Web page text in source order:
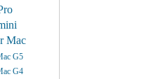
Mac
G5
G4